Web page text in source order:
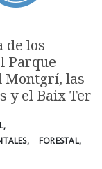
de los
Parque
Montgrí, las
y el Baix Ter
FORESTAL